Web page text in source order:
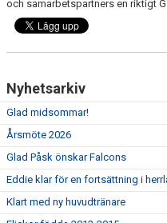
och samarbetspartners en riktigt
Nyhetsarkiv
Glad midsommar!
Årsmöte 2026
Glad Påsk önskar Falcons
Eddie klar för en fortsättning i
Klart med ny huvudtränare